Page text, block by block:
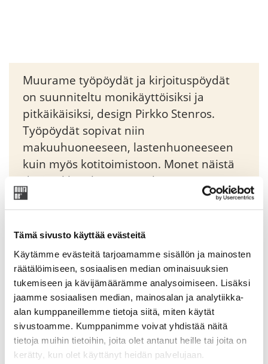
Tämä sivusto käyttää evästeitä
Käytämme evästeitä tarjoamamme sisällön ja mainosten
räätälöimiseen, sosiaalisen median ominaisuuksien
tukemiseen ja kävijämäärämme analysoimiseen. Lisäksi
jaamme sosiaalisen median, mainosalan ja analytiikka-
alan kumppaneillemme tietoja siitä, miten käytät
sivustoamme. Kumppanimme voivat yhdistää näitä
tietoja muihin tietoihin, joita olet antanut heille tai joita on
kerätty, kun olet käyttänyt heidän palvelujaan.
Muurame työpöydät ja kirjoituspöydät
on suunniteltu monikäyttöisiksi ja
pitkäikäisiksi, design Pirkko Stenros.
Työpöydät sopivat niin
makuuhuoneeseen, lastenhuoneeseen
kuin myös kotitoimistoon. Monet näistä
design-klassikoista ovat käytössä
toisessa, joskus jopa kolmannessa
polvessa. Muuramen työpöydät ja
kirjoituspöydät edustavat ajatonta,
klassista tyylikkyyttä.
46,00€
Original
price
was:
46,00 €.
39,10€
Current
price
is:
39,10 €.
Tuotekoodi: 99244